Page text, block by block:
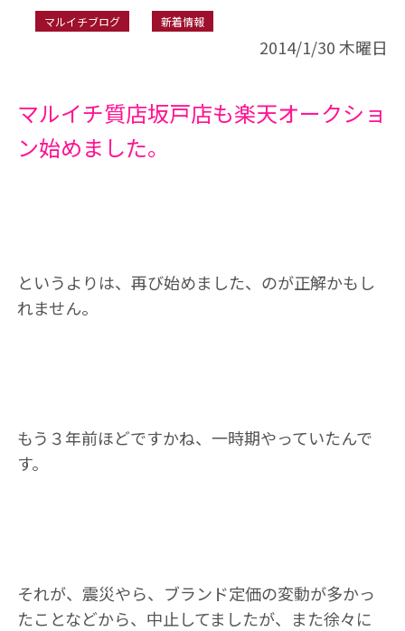
マルイチブログ 新着情報
2014/1/30 木曜日
マルイチ質店坂戸店も楽天オークショ
ン始めました。
というよりは、再び始めました、のが正解かもし
れません。
もう３年前ほどですかね、一時期やっていたんで
す。
それが、震災やら、ブランド定価の変動が多かっ
たことなどから、中止してましたが、また徐々に